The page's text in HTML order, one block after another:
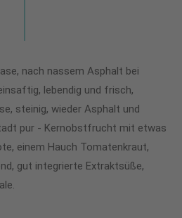
nach nassem Asphalt bei
lebendig und frisch,
steinig, wieder Asphalt und
pur - Kernobstfrucht mit etwas
einem Hauch Tomatenkraut,
gut integrierte Extraktsüße,